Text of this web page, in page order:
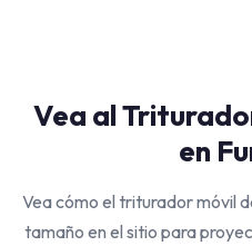
Vea al
en
Vea cómo el triturador móvil
tamaño en el sitio para